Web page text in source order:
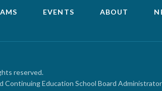
EVENTS ABOUT
reserved.
Continuing Education School Board